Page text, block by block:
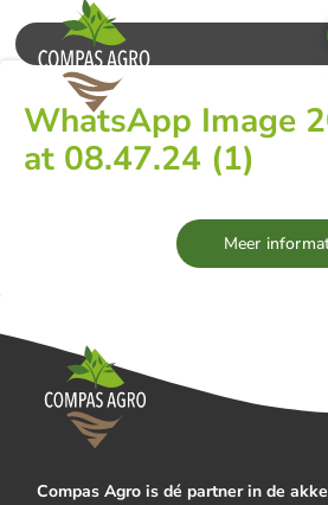
WhatsApp Image
at 08.47.24 (1)
Meer
Compas Agro is dé partner in de